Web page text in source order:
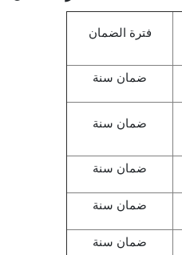
فترة الضمان
ضمان سنة
ضمان سنة
ضمان سنة
ضمان سنة
ضمان سنة